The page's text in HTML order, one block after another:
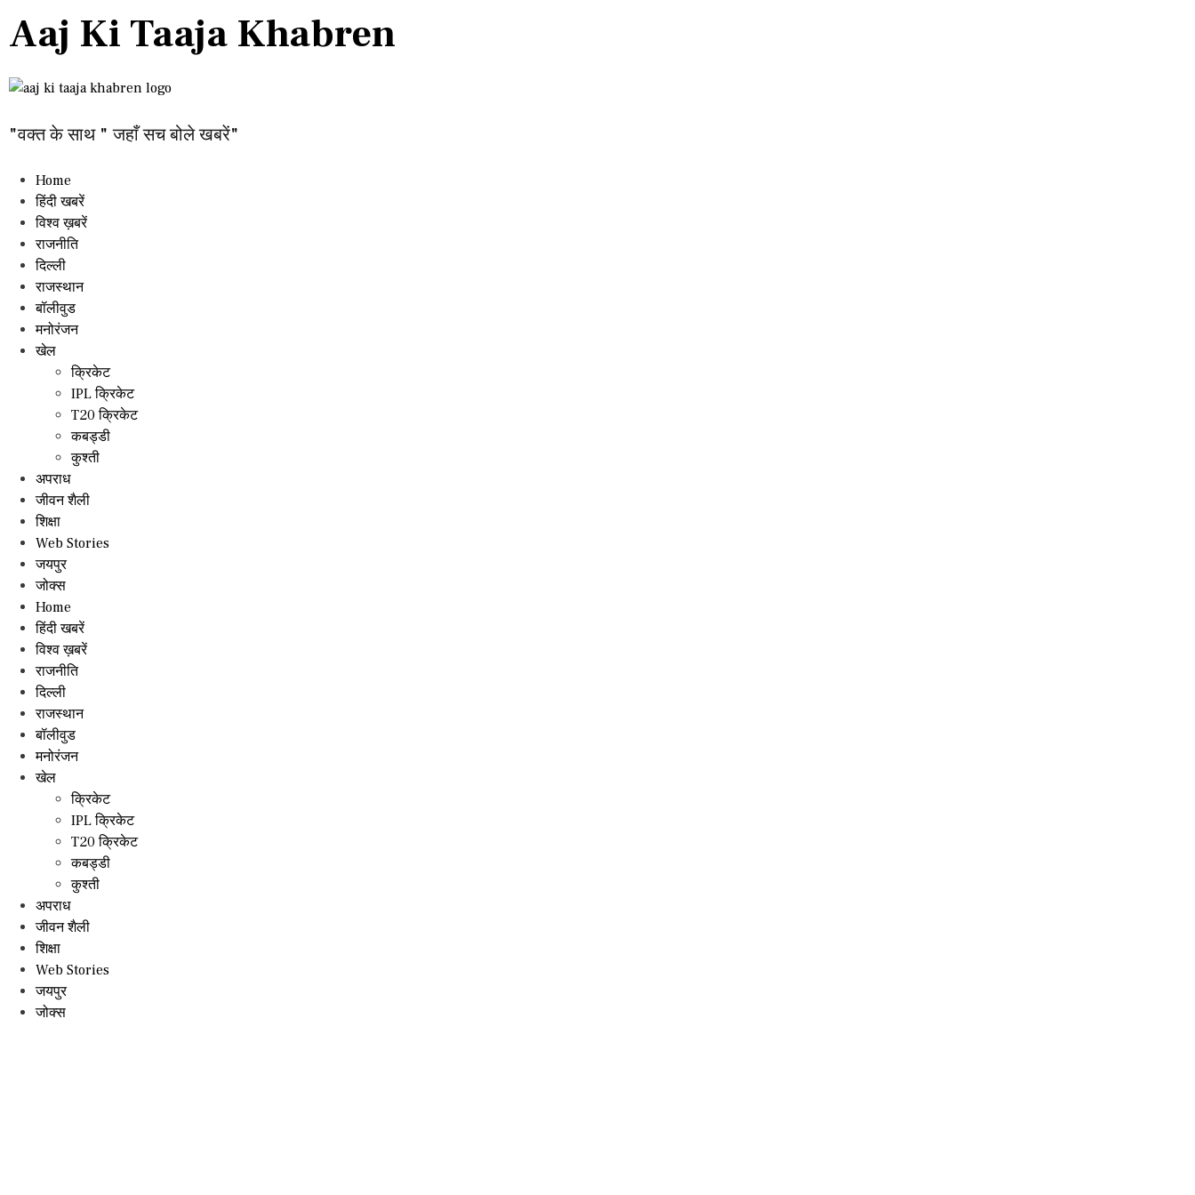
Aaj Ki Taaja Khabren
"वक्त के साथ " जहाँ सच बोले खबरें"
Home
हिंदी खबरें
विश्व ख़बरें
राजनीति
दिल्ली
राजस्थान
बॉलीवुड
मनोरंजन
खेल
क्रिकेट
IPL क्रिकेट
T20 क्रिकेट
कबड्डी
कुश्ती
अपराध
जीवन शैली
शिक्षा
Web Stories
जयपुर
जोक्स
Home
हिंदी खबरें
विश्व ख़बरें
राजनीति
दिल्ली
राजस्थान
बॉलीवुड
मनोरंजन
खेल
क्रिकेट
IPL क्रिकेट
T20 क्रिकेट
कबड्डी
कुश्ती
अपराध
जीवन शैली
शिक्षा
Web Stories
जयपुर
जोक्स